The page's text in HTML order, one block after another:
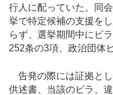
行人に配っていた。同
挙で特定候補の支援を
らず、選挙期間中にビ
252条の3項、政治団体
告発の際には証拠と
供述書、当該のビラ、